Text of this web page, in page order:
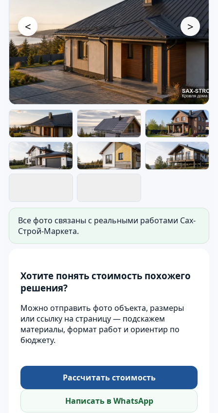
<
Кровельные работы — кровля
частного дома.
Фото для витрины сайта: кровля частного
>
Все фото связаны с реальными работами Сах-
Строй-Маркета.
Хотите понять стоимость похожего
решения?
Можно отправить фото объекта, размеры
или ссылку на страницу — подскажем
материалы, формат работ и ориентир по
бюджету.
Рассчитать стоимость
Написать в WhatsApp